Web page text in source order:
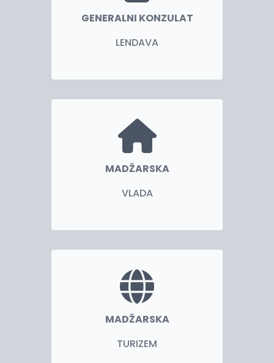
GENERALNI KONZULAT
LENDAVA
MADŽARSKA
VLADA
MADŽARSKA
TURIZEM